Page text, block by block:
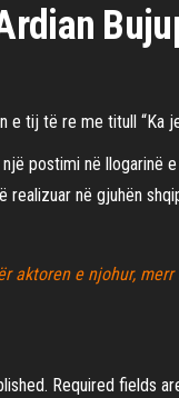
e tij të re me titull “Ka
postimi në llogarinë
realizuar në gjuhën
aktoren e njohur,
Required fields